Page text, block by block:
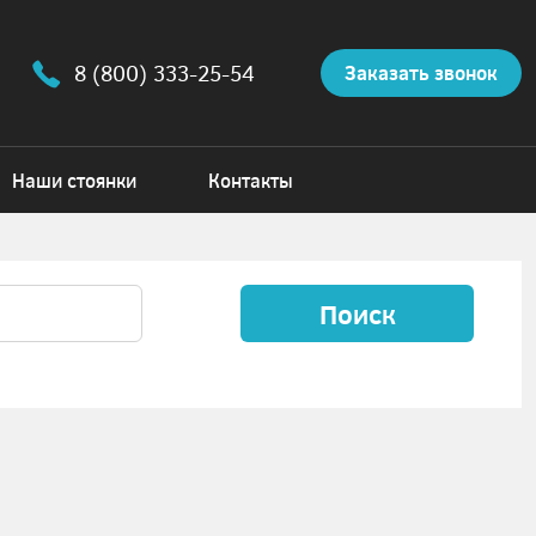
8 (800) 333-25-54 Заказать звонок
Наши стоянки Контакты
Поиск